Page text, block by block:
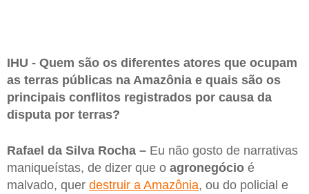
IHU - Quem são os diferentes atores que ocupam
as terras públicas na Amazônia e quais são os
principais conflitos registrados por causa da
disputa por terras?
Rafael da Silva Rocha – Eu não gosto de narrativas
maniqueístas, de dizer que o agronegócio é
malvado, quer destruir a Amazônia, ou do policial e